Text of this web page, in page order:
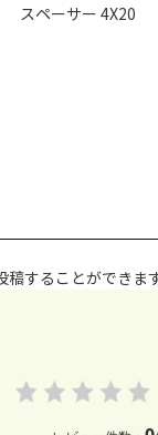
スペーサー 4X20
することができます